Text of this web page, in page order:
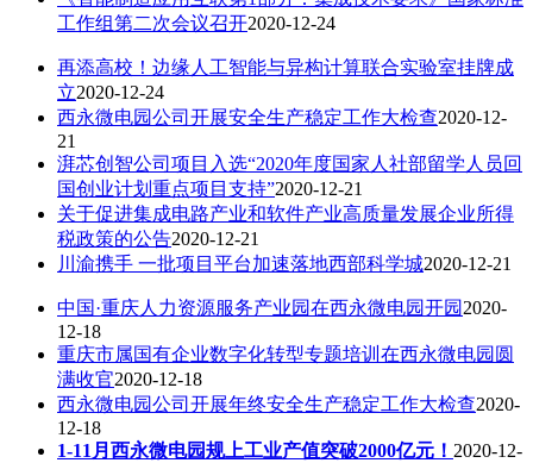
工作组第二次会议召开2020-12-24
再添高校！边缘人工智能与异构计算联合实验室挂牌成
立2020-12-24
西永微电园公司开展安全生产稳定工作大检查2020-12-
21
湃芯创智公司项目入选“2020年度国家人社部留学人员回
国创业计划重点项目支持”2020-12-21
关于促进集成电路产业和软件产业高质量发展企业所得
税政策的公告2020-12-21
川渝携手 一批项目平台加速落地西部科学城2020-12-21
中国·重庆人力资源服务产业园在西永微电园开园 2020-
12-18
重庆市属国有企业数字化转型专题培训在西永微电园圆
满收官2020-12-18
西永微电园公司开展年终安全生产稳定工作大检查2020-
12-18
1-11月西永微电园规上工业产值突破2000亿元！ 2020-12-